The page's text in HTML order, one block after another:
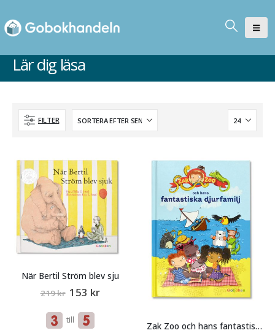
Lär dig läsa
FILTER
När Bertil Ström blev sju
219kr Original
was:
219 kr.
153 krCurrent
till
Zak Zoo och hans fantastiska d